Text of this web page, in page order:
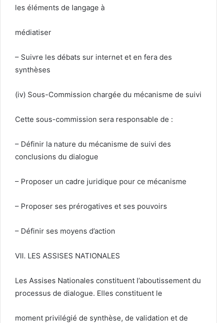
les éléments de langage à
médiatiser
– Suivre les débats sur internet et en fera des
synthèses
(iv) Sous-Commission chargée du mécanisme de suivi
Cette sous-commission sera responsable de :
– Définir la nature du mécanisme de suivi des
conclusions du dialogue
– Proposer un cadre juridique pour ce mécanisme
– Proposer ses prérogatives et ses pouvoirs
– Définir ses moyens d’action
VII. LES ASSISES NATIONALES
Les Assises Nationales constituent l’aboutissement du
processus de dialogue. Elles constituent le
moment privilégié de synthèse, de validation et de